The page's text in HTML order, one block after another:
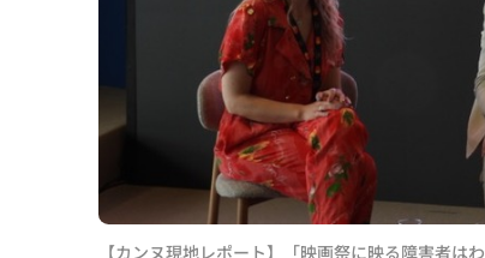
【カンヌ現地レポート】「映画祭に映る障害者